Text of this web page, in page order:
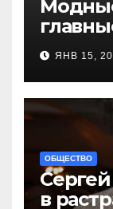
ЯНВ 15,
ОБЩЕСТВО
в